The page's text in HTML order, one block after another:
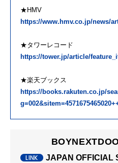
★HMV
https://www.hmv.co.jp/news/
★タワーレコード
https://tower.jp/article/
★楽天ブックス
https://books.rakuten.co.jp/
JAPAN OFFICIAL